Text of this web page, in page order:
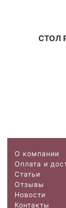
СТОЛ
О компании
Оплата и
Статьи
Отзывы
Новости
Контакты